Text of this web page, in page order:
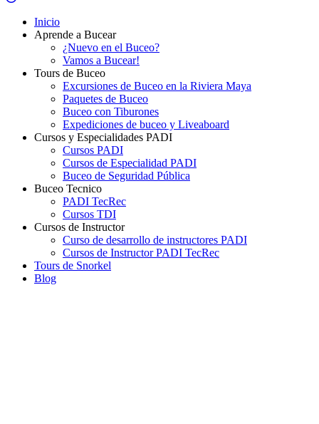
Inicio
Aprende a Bucear
¿Nuevo en el Buceo?
Vamos a Bucear!
Tours de Buceo
Excursiones de Buceo en la Riviera Maya
Paquetes de Buceo
Buceo con Tiburones
Expediciones de buceo y Liveaboard
Cursos y Especialidades PADI
Cursos PADI
Cursos de Especialidad PADI
Buceo de Seguridad Pública
Buceo Tecnico
PADI TecRec
Cursos TDI
Cursos de Instructor
Curso de desarrollo de instructores PADI
Cursos de Instructor PADI TecRec
Tours de Snorkel
Blog